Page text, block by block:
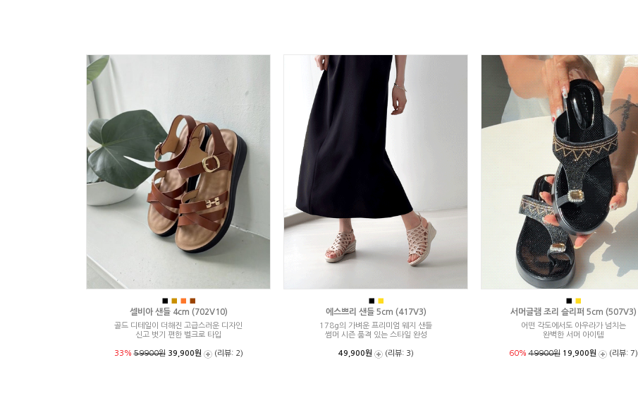
■ ■ ■ ■
셀비아 샌들 4cm (702V10)
골드 디테일이 더해진 고급스러운 디자인
신고 벗기 편한 벨크로 타입
33%59900원 39,900원 (리뷰: 2)
■ ■
에스쁘리 샌들 5cm (417V3)
178g의 가벼운 프리미엄 웨지 샌들
썸머 시즌 품격 있는 스타일 완성
49,900원 (리뷰: 3)
■ ■
서머글램 조리 슬리퍼 5cm (507V3)
어떤 각도에서도 아우라가 넘치는
완벽한 서머 아이템
60%49900원 19,900원 (리뷰: 7)